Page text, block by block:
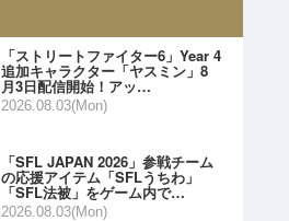
「ストリートファイター6」Year 4
追加キャラクター「ヤスミン」8
月3日配信開始！アッ…
2026.08.03(Mon)
「SFL JAPAN 2026」参戦チーム
の応援アイテム「SFLうちわ」
「SFL法被」をゲーム内で…
2026.08.03(Mon)